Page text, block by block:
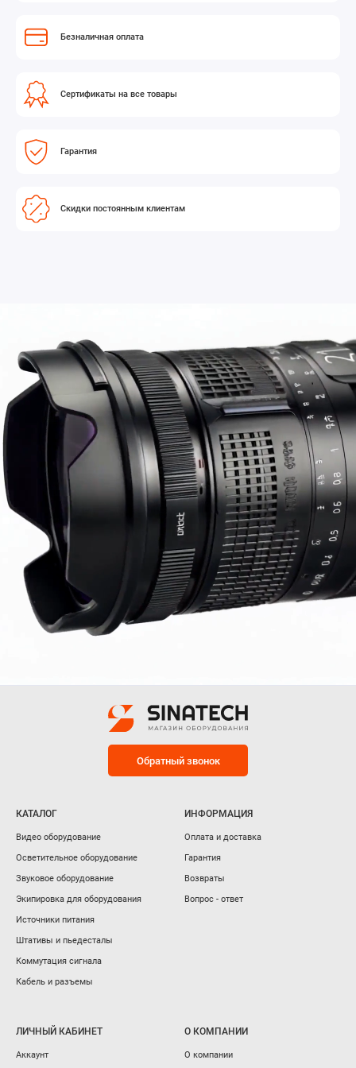
Безналичная оплата
Сертификаты на все товары
Гарантия
Скидки постоянным клиентам
Обратный звонок
КАТАЛОГ
Видео оборудование
Осветительное оборудование
Звуковое оборудование
Экипировка для оборудования
Источники питания
Штативы и пьедесталы
Коммутация сигнала
Кабель и разъемы
ИНФОРМАЦИЯ
Оплата и доставка
Гарантия
Возвраты
Вопрос - ответ
ЛИЧНЫЙ КАБИНЕТ
Аккаунт
О КОМПАНИИ
О компании